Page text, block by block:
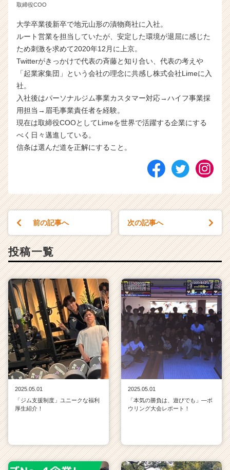
取締役COO
大学卒業後新卒で地元山形の漬物商社に入社。
ルート営業を担当していたが、安定した環境が退屈に感じた
ため刺激を求めて2020年12月に上京。
Twitterがきっかけで代表の斉藤と知り合い、代表の考えや
「起業家集団」という会社の理念に共感し株式会社Limeに入
社。
入社後はパーソナルジム事業カスタマー対応→ハイフ事業採
用担当→眉毛事業責任者を経験。
現在は取締役COOとしてLimeを世界で活躍する企業にする
べく日々邁進している。
信条は選んだ道を正解にすること。
前の記事へ 次の記事へ
投稿一覧
2025.05.01
「ジム支援制度」ユニークな福利
厚生紹介！
2025.05.01
「本気の勝負は、遊びでも」—ボ
ウリング大会レポート！